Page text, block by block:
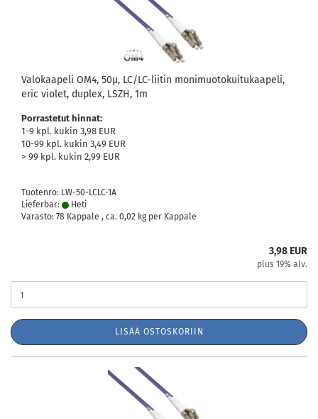
Valokaapeli OM4, 50µ, LC/LC-liitin monimuotokuitukaapeli,
eric violet, duplex, LSZH, 1m
Porrastetut hinnat:
1-9 kpl. kukin 3,98 EUR
10-99 kpl. kukin 3,49 EUR
> 99 kpl. kukin 2,99 EUR
Tuotenro: LW-50-LCLC-1A
Lieferbar:
Heti
Varasto: 78 Kappale , ca. 0,02 kg per Kappale
3,98 EUR
plus 19% alv.
LISÄÄ OSTOSKORIIN